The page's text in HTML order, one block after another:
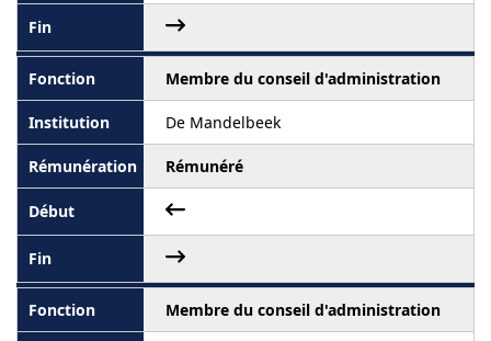
Membre du conseil d'administration
De Mandelbeek
Rémunéré
Membre du conseil d'administration